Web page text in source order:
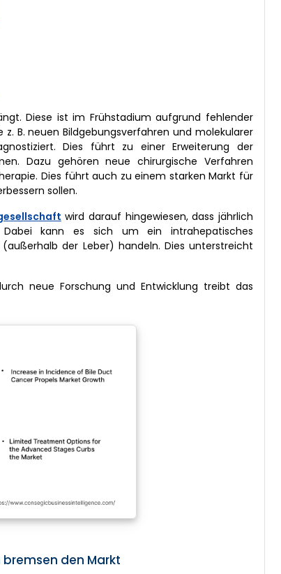
Diese ist im Frühstadium aufgrund fehlender
B. neuen Bildgebungsverfahren und molekularer
Dies führt zu einer Erweiterung der
Dazu gehören neue chirurgische Verfahren
Dies führt auch zu einem starken Markt für
sollen.
wird darauf hingewiesen, dass jährlich
Dabei kann es sich um ein intrahepatisches
der Leber) handeln. Dies unterstreicht
neue Forschung und Entwicklung treibt das
den Markt